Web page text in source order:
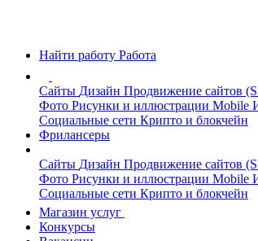
Найти работу Работа
Сайты Дизайн Продвижение сайтов
Фото Рисунки и иллюстрации Mobile
Социальные сети Крипто и блокчейн
Фрилансеры
Сайты Дизайн Продвижение сайтов
Фото Рисунки и иллюстрации Mobile
Социальные сети Крипто и блокчейн
Магазин услуг
Конкурсы